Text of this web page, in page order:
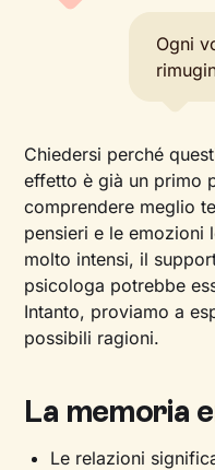
Ogni
Chiedersi perché
effetto è già un primo
comprendere meglio
pensieri e le emozioni
molto intensi, il
psicologa potrebbe
Intanto, proviamo a
possibili ragioni.
La memoria
Le relazioni